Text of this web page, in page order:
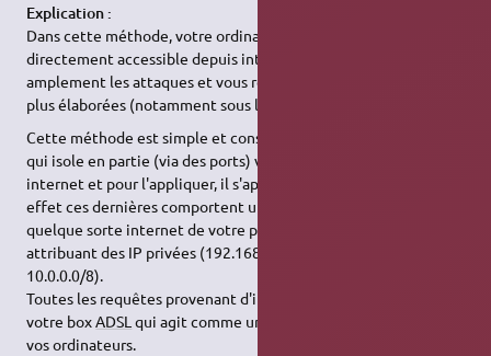
Explication :
Dans cette méthode, votre ordinateur a une adresse IP qui est
directement accessible depuis internet ce qui facilite
amplement les attaques et vous rend vulnérable à celles les
plus élaborées (notamment sous linux).
Cette méthode est simple et consiste à créer un réseau privé
qui isole en partie (via des ports) vos ordinateurs par rapport à
internet et pour l'appliquer, il s'appuie sur les box
effet ces dernières comportent un mode routeur qui sépare en
quelque sorte internet de votre propre réseau en vous
attribuant des IP privées (192.168.0.0/16, 172.16.0.0/12 ou
10.0.0.0/8).
Toutes les requêtes provenant d'internet sont interceptées par
votre boxADSL qui agit comme un tampon entre internet et
vos ordinateurs.